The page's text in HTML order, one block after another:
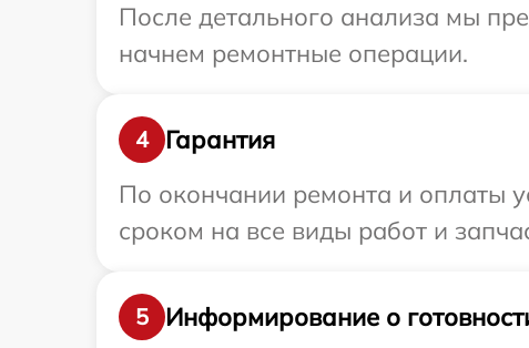
После детального анализа мы
начнем ремонтные операции.
4
Гарантия
По окончании ремонта и оплаты
сроком на все виды работ и
5
Информирование о